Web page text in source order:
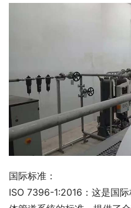
国际标准：
ISO 7396-1:2016：这是国